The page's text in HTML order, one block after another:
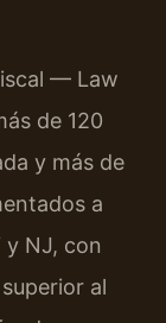
— Law
de 120
y más de
a
y NJ, con
al